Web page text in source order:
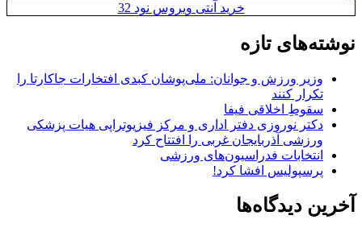
خرید آنتی ویروس نود 32
نوشته‌های تازه
وزیر ورزش و جوانان: ملی‌پوشان کبدی افتخارات جاکارتا را
تکرار کنند
سقوطِ اخلاقی فیفا
دکتر نوروزی دفتر اداری و مرکز فیزیوتراپی هیات پزشکی
ورزشی آذربایجان غربی را افتتاح کرد
انتخابات فدراسیون‌های ورزشی
پرسپولیس افشا کرد!
آخرین دیدگاه‌ها